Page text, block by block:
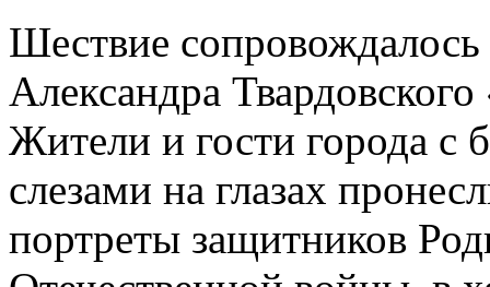
Шествие
Александра
Жители и гости города с
слезами на глазах
портреты защитников